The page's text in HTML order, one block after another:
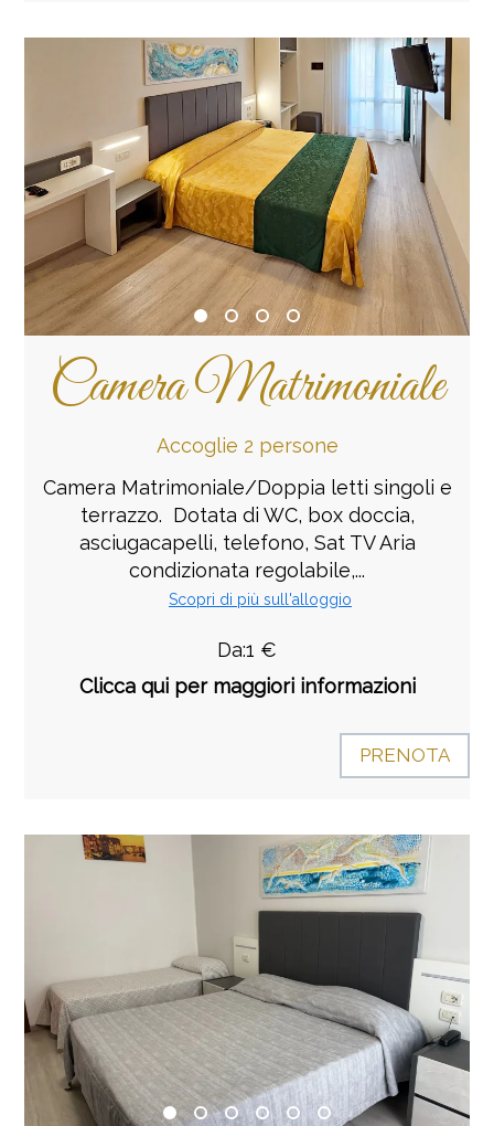
Camera Matrimoniale
Accoglie 2 persone
Camera Matrimoniale/Doppia letti singoli e
terrazzo. Dotata di WC, box doccia,
asciugacapelli, telefono, Sat TV Aria
condizionata regolabile,...
Scopri di più sull'alloggio
Da:1 €
Clicca qui per maggiori informazioni
PRENOTA